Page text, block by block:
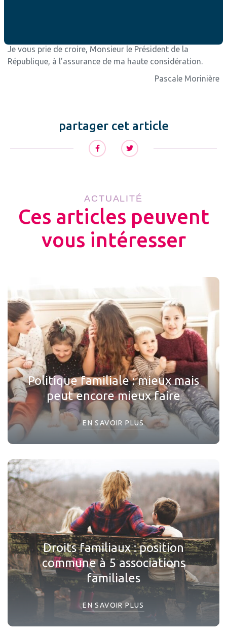
Je vous prie de croire, Monsieur le Président de la
République, à l’assurance de ma haute considération.
Pascale Morinière
partager cet article
ACTUALITÉ
Ces articles peuvent
vous intéresser
Politique familiale : mieux mais
peut encore mieux faire
EN SAVOIR PLUS
Droits familiaux : position
commune à 5 associations
familiales
EN SAVOIR PLUS